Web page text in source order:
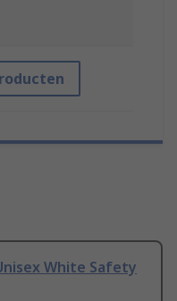
White Safety